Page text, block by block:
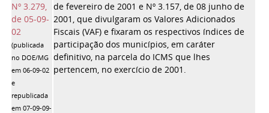
Nº 3.279,
de 05-09-
02
(publicada
no DOE/MG
em 06-09-02
e
republicada
em 07-09-09-
de fevereiro de 2001 e Nº 3.157, de 08 junho de
2001, que divulgaram os Valores Adicionados
Fiscais (VAF) e fixaram os respectivos índices de
participação dos municípios, em caráter
definitivo, na parcela do ICMS que lhes
pertencem, no exercício de 2001.